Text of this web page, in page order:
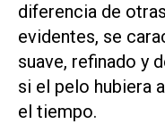
diferencia de
evidentes, se
suave, refinado y
si el pelo hubiera
el tiempo.